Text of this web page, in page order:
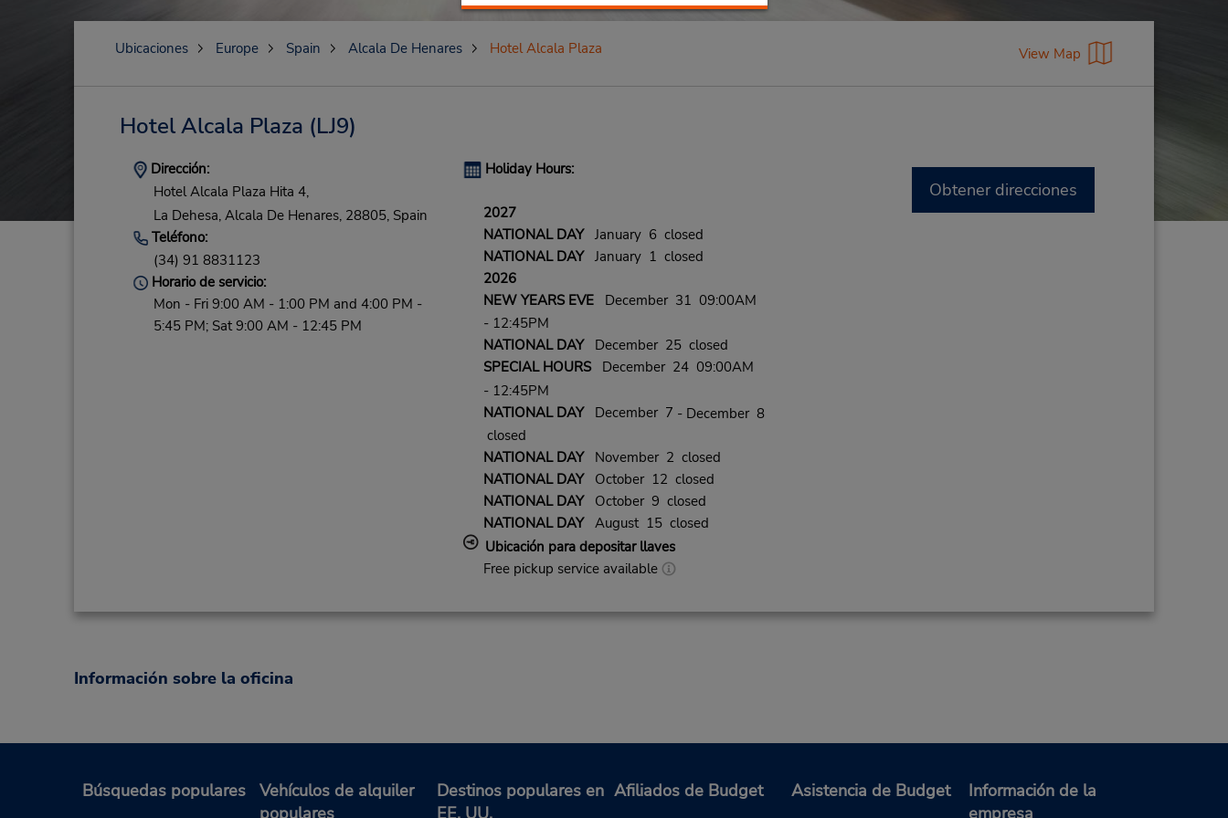
Ubicaciones Europe Spain Alcala De Henares Hotel Alcala Plaza View Map
Hotel Alcala Plaza (LJ9)
Dirección:
Hotel Alcala Plaza Hita 4,
La Dehesa, Alcala De Henares, 28805, Spain
Teléfono:
(34) 91 8831123
Horario de servicio:
Mon - Fri 9:00 AM - 1:00 PM and 4:00 PM -
5:45 PM; Sat 9:00 AM - 12:45 PM
Holiday Hours:
2027
NATIONAL DAYJanuary 6 closed
NATIONAL DAYJanuary 1 closed
2026
NEW YEARS EVEDecember 31 09:00AM
- 12:45PM
NATIONAL DAYDecember 25 closed
SPECIAL HOURSDecember 24 09:00AM
- 12:45PM
NATIONAL DAYDecember 7 - December 8
closed
NATIONAL DAYNovember 2 closed
NATIONAL DAYOctober 12 closed
NATIONAL DAYOctober 9 closed
NATIONAL DAYAugust 15 closed
Ubicación para depositar llaves
Free pickup service available
Obtener direcciones
Información sobre la oficina
Búsquedas populares
Vehículos de alquiler
Destinos populares en Afiliados de Budget Asistencia de Budget
Información de la